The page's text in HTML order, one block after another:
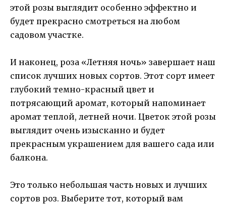
этой розы выглядит особенно эффектно и
будет прекрасно смотреться на любом
садовом участке.
И наконец, роза «Летняя ночь» завершает наш
список лучших новых сортов. Этот сорт имеет
глубокий темно-красный цвет и
потрясающий аромат, который напоминает
аромат теплой, летней ночи. Цветок этой розы
выглядит очень изысканно и будет
прекрасным украшением для вашего сада или
балкона.
Это только небольшая часть новых и лучших
сортов роз. Выберите тот, который вам